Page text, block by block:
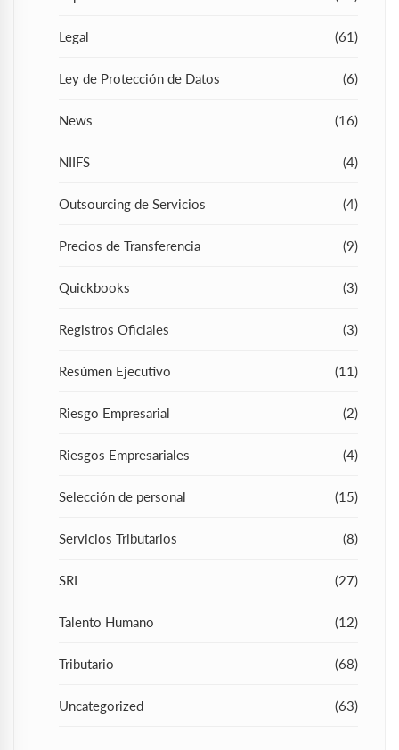
Legal (61)
Ley de Protección de Datos (6)
News (16)
NIIFS (4)
Outsourcing de Servicios (4)
Precios de Transferencia (9)
Quickbooks (3)
Registros Oficiales (3)
Resúmen Ejecutivo (11)
Riesgo Empresarial (2)
Riesgos Empresariales (4)
Selección de personal (15)
Servicios Tributarios (8)
SRI (27)
Talento Humano (12)
Tributario (68)
Uncategorized (63)